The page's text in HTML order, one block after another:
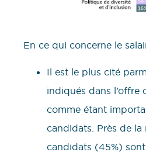
En ce qui concerne le
Il est le plus cité
indiqués dans l’offre
comme étant
candidats. Près de la
candidats (45%)